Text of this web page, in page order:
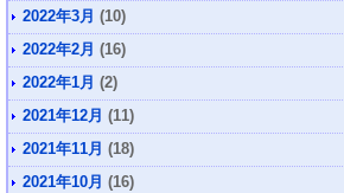
2022年3月 (10)
2022年2月 (16)
2022年1月 (2)
2021年12月 (11)
2021年11月 (18)
2021年10月 (16)